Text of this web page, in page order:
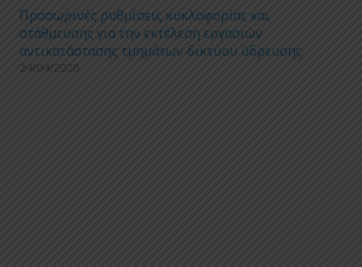
Προσωρινές ρυθμίσεις κυκλοφορίας και
στάθμευσης για την εκτέλεση εργασιών
αντικατάστασης τμημάτων δικτύου ύδρευσης
24/04/2026